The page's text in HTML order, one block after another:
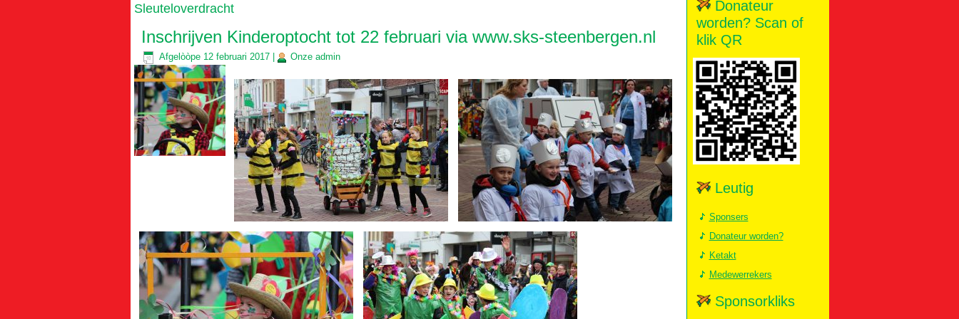
Sleuteloverdracht
Inschrijven Kinderoptocht tot 22 februari via www.sks-steenbergen.nl
Afgelòòpe 12 februari 2017| Onze admin
Donateur
worden? Scan of
klik QR
Leutig
Sponsers
Donateur worden?
Ketakt
Medewerrekers
Sponsorkliks